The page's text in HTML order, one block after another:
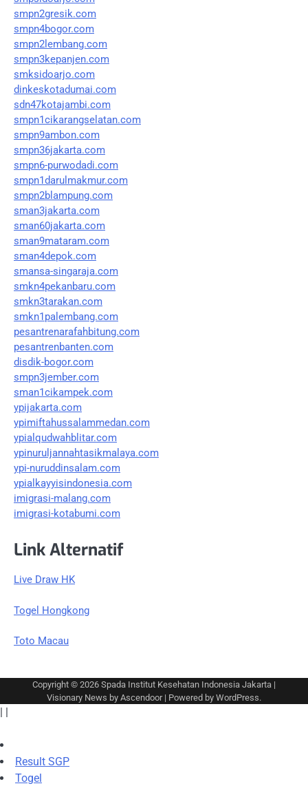
smpn2gresik.com
smpn4bogor.com
smpn2lembang.com
smpn3kepanjen.com
smksidoarjo.com
dinkeskotadumai.com
sdn47kotajambi.com
smpn1cikarangselatan.com
smpn9ambon.com
smpn36jakarta.com
smpn6-purwodadi.com
smpn1darulmakmur.com
smpn2blampung.com
sman3jakarta.com
sman60jakarta.com
sman9mataram.com
sman4depok.com
smansa-singaraja.com
smkn4pekanbaru.com
smkn3tarakan.com
smkn1palembang.com
pesantrenarafahbitung.com
pesantrenbanten.com
disdik-bogor.com
smpn3jember.com
sman1cikampek.com
ypijakarta.com
ypimiftahussalammedan.com
ypialqudwahblitar.com
ypinuruljannahtasikmalaya.com
ypi-nuruddinsalam.com
ypialkayyisindonesia.com
imigrasi-malang.com
imigrasi-kotabumi.com
Link Alternatif
Live Draw HK
Togel Hongkong
Toto Macau
Copyright © 2026 Spada Institut Kesehatan Indonesia Jakarta |
Visionary News by Ascendoor| Powered by WordPress.
| |
Result SGP
Togel